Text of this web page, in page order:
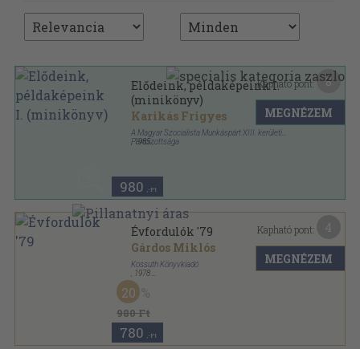
Elődeink, példaképeink I.
(minikönyv)
Karikás Frigyes
A Magyar Szocialista Munkáspárt XIII. kerületi
Pártbizottsága
,1985
980 ,-Ft
Kapható pont: 8
MEGNÉZEM
Évfordulók '79
Gárdos Miklós
Kossuth Könyvkiadó
1978
Ragasztott papírkötés
Évfordulók sorozat
980 Ft
20
780 ,-Ft
Kapható pont:
MEGNÉZEM